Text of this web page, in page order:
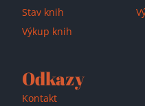
Stav knih
Výkup knih
Odkazy
Kontakt